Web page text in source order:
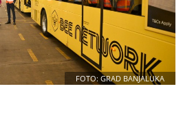
FOTO: GRAD BANJALUKA